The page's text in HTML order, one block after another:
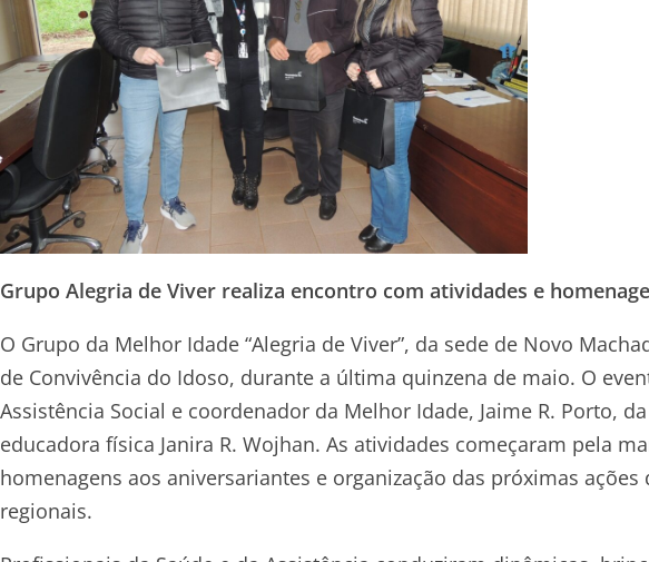
Grupo Alegria de Viver realiza encontro com atividades e
O Grupo da Melhor Idade “Alegria de Viver”, da sede de Novo
de Convivência do Idoso, durante a última quinzena de maio. O
Assistência Social e coordenador da Melhor Idade, Jaime R. Porto,
educadora física Janira R. Wojhan. As atividades começaram pela
homenagens aos aniversariantes e organização das próximas
regionais.